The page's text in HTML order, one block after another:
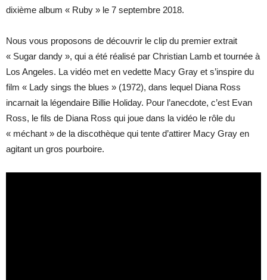
dixième album « Ruby » le 7 septembre 2018.
Nous vous proposons de découvrir le clip du premier extrait
« Sugar dandy », qui a été réalisé par Christian Lamb et tournée à
Los Angeles. La vidéo met en vedette Macy Gray et s’inspire du
film « Lady sings the blues » (1972), dans lequel Diana Ross
incarnait la légendaire Billie Holiday. Pour l’anecdote, c’est Evan
Ross, le fils de Diana Ross qui joue dans la vidéo le rôle du
« méchant » de la discothèque qui tente d’attirer Macy Gray en
agitant un gros pourboire.